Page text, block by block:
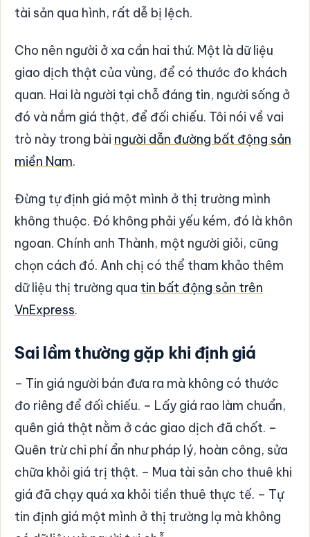
tài sản qua hình, rất dễ bị lệch.
Cho nên người ở xa cần hai thứ. Một là dữ liệu
giao dịch thật của vùng, để có thước đo khách
quan. Hai là người tại chỗ đáng tin, người sống ở
đó và nắm giá thật, để đối chiếu. Tôi nói về vai
trò này trong bài người dẫn đường bất động sản
miền Nam.
Đừng tự định giá một mình ở thị trường mình
không thuộc. Đó không phải yếu kém, đó là khôn
ngoan. Chính anh Thành, một người giỏi, cũng
chọn cách đó. Anh chị có thể tham khảo thêm
dữ liệu thị trường qua tin bất động sản trên
VnExpress.
Sai lầm thường gặp khi định giá
– Tin giá người bán đưa ra mà không có thước
đo riêng để đối chiếu. – Lấy giá rao làm chuẩn,
quên giá thật nằm ở các giao dịch đã chốt. –
Quên trừ chi phí ẩn như pháp lý, hoàn công, sửa
chữa khỏi giá trị thật. – Mua tài sản cho thuê khi
giá đã chạy quá xa khỏi tiền thuê thực tế. – Tự
tin định giá một mình ở thị trường lạ mà không